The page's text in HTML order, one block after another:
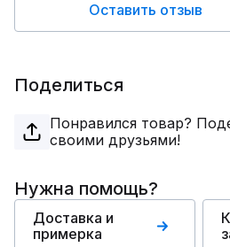
Оставить отзыв
Поделиться
Понравился товар?
своими друзьями!
Нужна помощь?
Доставка и
примерка